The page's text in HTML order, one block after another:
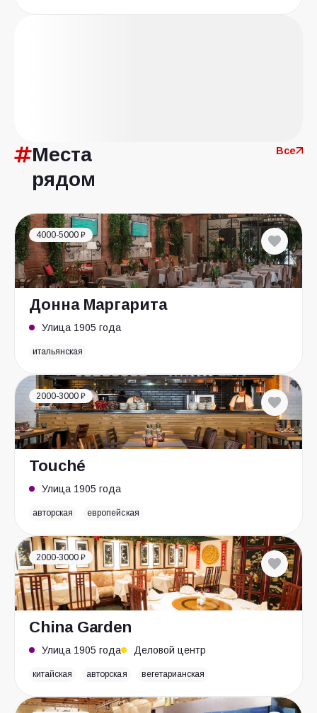
Места
рядом
Все
4000-5000 ₽
Донна Маргарита
Улица 1905 года
итальянская
2000-3000 ₽
Touché
Улица 1905 года
авторская европейская
2000-3000 ₽
China Garden
Улица 1905 года Деловой центр
китайская авторская вегетарианская